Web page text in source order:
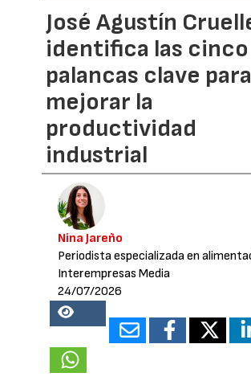
José Agustín
identifica las cinco
palancas clave para
mejorar la
productividad
industrial
Nina Jareño
Periodista especializada en
Interempresas Media
24/07/2026
19682